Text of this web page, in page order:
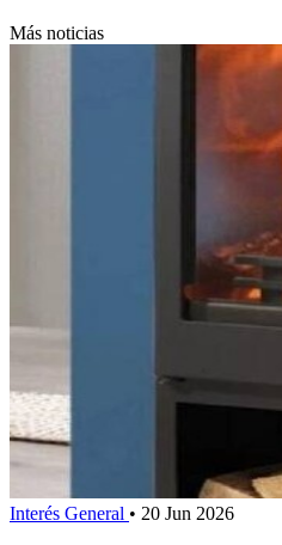
Más noticias
Interés General • 20 Jun 2026